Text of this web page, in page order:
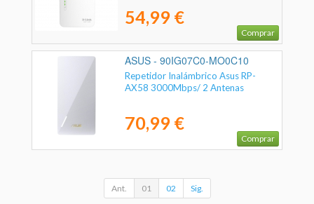
54,99 €
Comprar
ASUS - 90IG07C0-MO0C10
Repetidor Inalámbrico Asus RP-
AX58 3000Mbps/ 2 Antenas
70,99 €
Comprar
Ant. 01 02 Sig.